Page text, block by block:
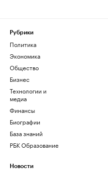
Рубрики
Политика
Экономика
Общество
Бизнес
Технологии и
медиа
Финансы
Биографии
База знаний
РБК Образование
Новости